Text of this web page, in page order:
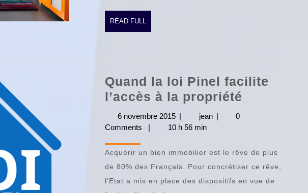
READ FULL
FULL
Quand la loi Pinel facilite
l’accès à la propriété
facilite
l’accès
à
6 novembre 2015 6
novembre
| jean jean
|
0
Comments
| 10 h 56 min
Acquérir un bien immobilier est le rêve de plus
de 80% des Français. Pour concrétiser ce rêve,
l’Etat a mis en place des dispositifs en vue de